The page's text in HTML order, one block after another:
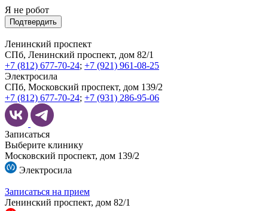
Я не робот
Подтвердить
Ленинский проспект
СПб, Ленинский проспект, дом 82/1
+7 (812) 677-70-24; +7 (921) 961-08-25
Электросила
СПб, Московский проспект, дом 139/2
+7 (812) 677-70-24; +7 (931) 286-95-06
Записаться
Выберите клинику
Московский проспект, дом 139/2
Электросила
Записаться на прием
Ленинский проспект, дом 82/1